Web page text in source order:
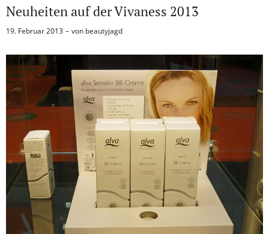
Neuheiten auf der Vivaness 2013
19. Februar 2013 von beautyjagd